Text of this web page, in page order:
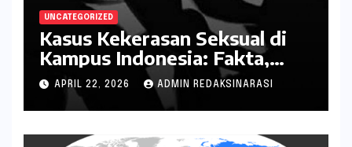
UNCATEGORIZED
Kasus Kekerasan Seksual di
Kampus Indonesia: Fakta,
Pola Berulang, dan Tantangan
Penanganannya
APRIL 22, 2026 ADMIN REDAKSINARASI